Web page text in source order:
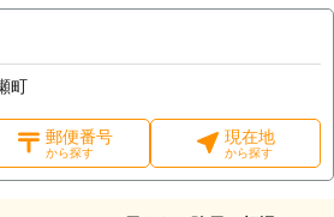
町
郵便番号
から探す
現在地
から探す